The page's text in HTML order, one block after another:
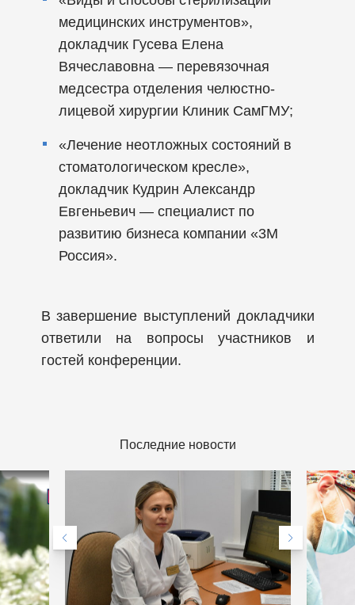
медицинских инструментов»,
докладчик Гусева Елена
Вячеславовна — перевязочная
медсестра отделения челюстно-
лицевой хирургии Клиник СамГМУ;
«Лечение неотложных состояний в
стоматологическом кресле»,
докладчик Кудрин Александр
Евгеньевич — специалист по
развитию бизнеса компании «3М
Россия».
В завершение выступлений докладчики
ответили на вопросы участников и
гостей конференции.
Последние новости